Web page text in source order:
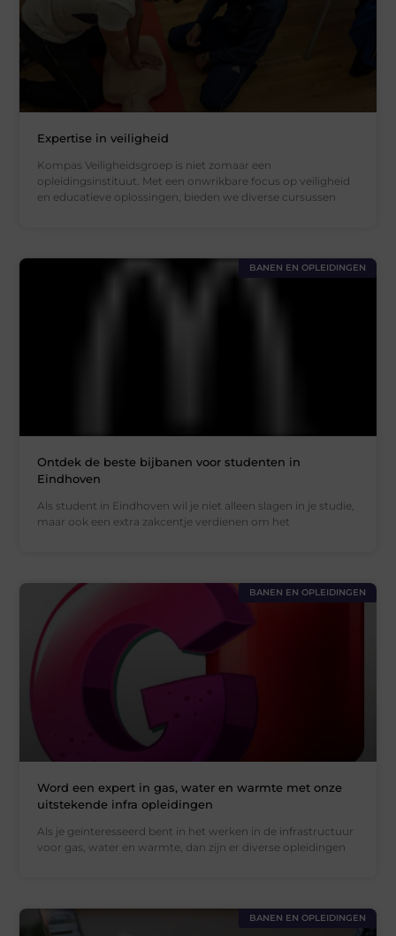
Expertise in veiligheid
Kompas Veiligheidsgroep is niet zomaar een
opleidingsinstituut. Met een onwrikbare focus op veiligheid
en educatieve oplossingen, bieden we diverse cursussen
BANEN EN OPLEIDINGEN
Ontdek de beste bijbanen voor studenten in
Eindhoven
Als student in Eindhoven wil je niet alleen slagen in je studie,
maar ook een extra zakcentje verdienen om het
BANEN EN OPLEIDINGEN
Word een expert in gas, water en warmte met onze
uitstekende infra opleidingen
Als je geïnteresseerd bent in het werken in de infrastructuur
voor gas, water en warmte, dan zijn er diverse opleidingen
BANEN EN OPLEIDINGEN